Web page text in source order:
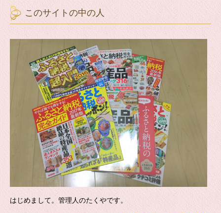
このサイトの中の人
はじめまして。管理人のたくやです。